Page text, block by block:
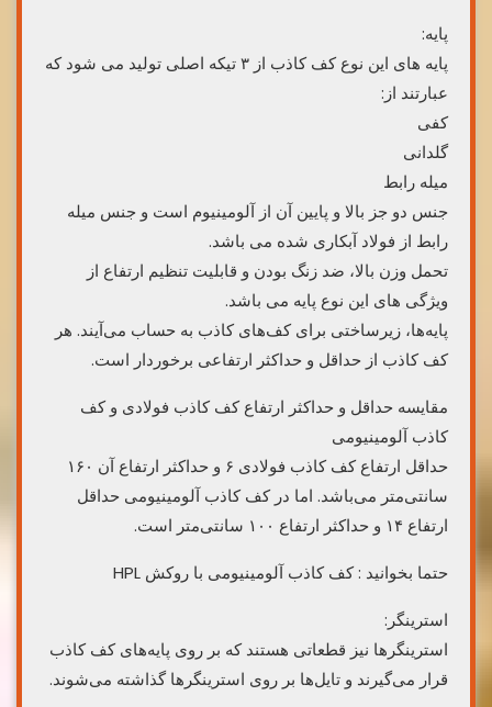
پایه:
پایه های این نوع کف کاذب از ۳ تیکه اصلی تولید می شود که
عبارتند از:
کفی
گلدانی
میله رابط
جنس دو جز بالا و پایین آن از آلومینیوم است و جنس میله
رابط از فولاد آبکاری شده می باشد.
تحمل وزن بالا، ضد زنگ بودن و قابلیت تنظیم ارتفاع از
ویژگی های این نوع پایه می باشد.
پایه‌ها، زیرساختی برای کف‌های کاذب به حساب می‌آیند. هر
کف کاذب از حداقل و حداکثر ارتفاعی برخوردار است.
مقایسه حداقل و حداکثر ارتفاع کف کاذب فولادی و کف
کاذب آلومینیومی
حداقل ارتفاع کف کاذب فولادی ۶ و حداکثر ارتفاع آن ۱۶۰
سانتی‌متر می‌باشد. اما در کف کاذب آلومینیومی حداقل
ارتفاع ۱۴ و حداکثر ارتفاع ۱۰۰ سانتی‌‌متر است.
حتما بخوانید : کف کاذب آلومینیومی با روکش HPL
استرینگر:
استرینگر‌ها نیز قطعاتی هستند که بر روی پایه‌های کف کاذب
قرار می‌گیرند و تایل‌ها بر روی استرینگر‌ها گذاشته می‌شوند.